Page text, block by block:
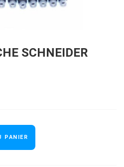
SCHNEIDER
PANIER